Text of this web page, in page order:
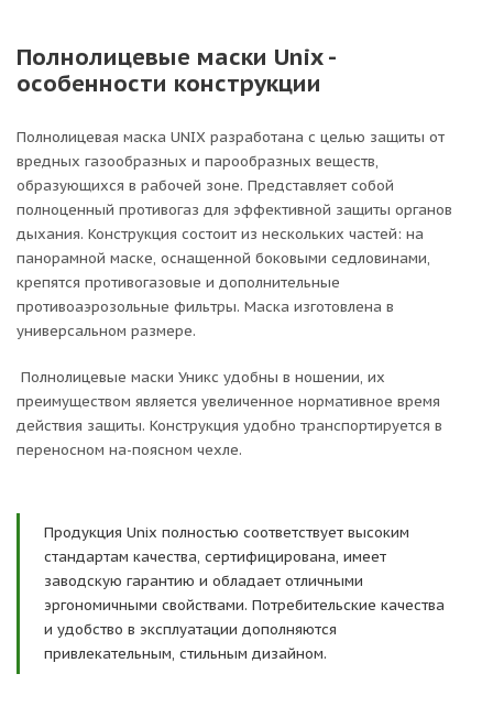
Полнолицевые маски Unix -
особенности конструкции
Полнолицевая маска UNIX разработана с целью защиты от
вредных газообразных и парообразных веществ,
образующихся в рабочей зоне. Представляет собой
полноценный противогаз для эффективной защиты органов
дыхания. Конструкция состоит из нескольких частей: на
панорамной маске, оснащенной боковыми седловинами,
крепятся противогазовые и дополнительные
противоаэрозольные фильтры. Маска изготовлена в
универсальном размере.
Полнолицевые маски Уникс удобны в ношении, их
преимуществом является увеличенное нормативное время
действия защиты. Конструкция удобно транспортируется в
переносном на-поясном чехле.
Продукция Unix полностью соответствует высоким
стандартам качества, сертифицирована, имеет
заводскую гарантию и обладает отличными
эргономичными свойствами. Потребительские качества
и удобство в эксплуатации дополняются
привлекательным, стильным дизайном.